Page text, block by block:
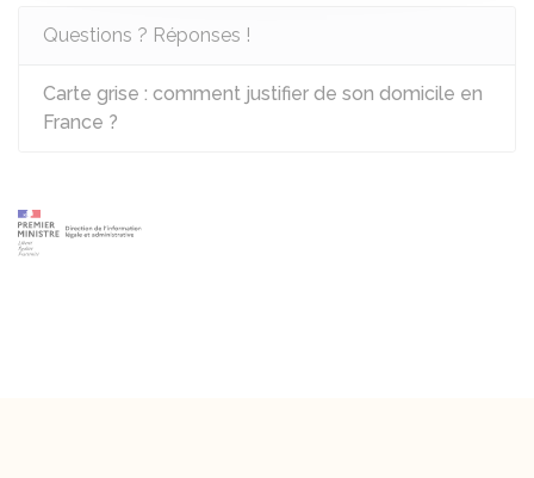
Questions ? Réponses !
Carte grise : comment justifier de son domicile en
France ?